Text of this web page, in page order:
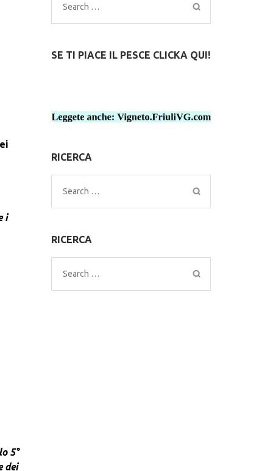
i
5°
dei
Search
for:
SE TI PIACE IL PESCE CLICKA QUI!
RICERCA
Search
for:
RICERCA
Search
for: